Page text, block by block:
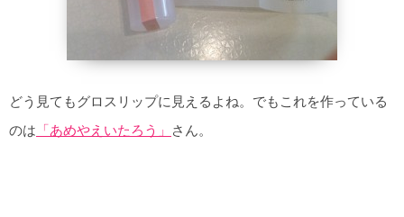
どう見てもグロスリップに見えるよね。でもこれを作っている
のは 「あめやえいたろう」 さん。